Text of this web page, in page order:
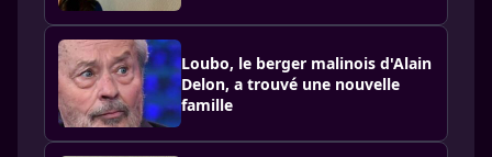
Loubo, le berger malinois d'Alain
Delon, a trouvé une nouvelle
famille